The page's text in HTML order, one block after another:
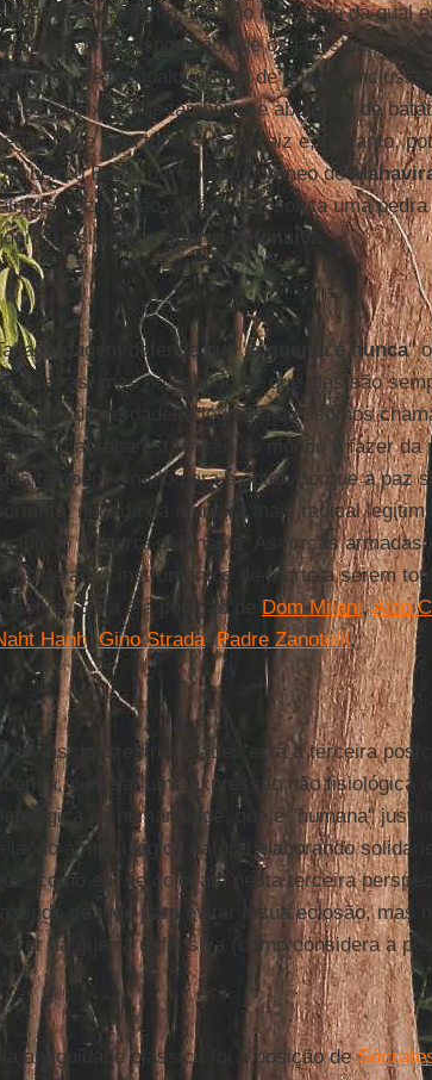
do jainismo, religião no centro da qual
ahimsa
), uma disposição que os jainistas
se de qualquer tipo de guerra,
e peixe, mas também se abstendo de
que seja tubérculo ou raiz e, portanto,
o Buda, um contemporâneo de
fez da não-violência absoluta uma
incluindo a guerra defensiva .
abordagem defende que "a guerra é nunca"
guerras, mas no sentido de que elas são
da verdadeira lógica a que somos
quem abraça esta visão do mundo é fazer
mas também o meio para a obter, porque a paz
portanto, negada da maneira mais radical
a guerra defensiva. As forças
instrumentos de morte a serem
possível. Esta é a posição de Dom Milani,Aldo
Hanh,Gino Strada,Padre Zanotelli.
as duas extremidades está a terceira
ou seja, uma expressão não fisiológica
patológica da humanidade, que é "humana"
relação à mera lógica natural elaborando
que, como eu, se colocam nesta terceira
de tudo para evitar a sua eclosão, mas
dever da guerra defensiva (como considera a
antiguidade clássica foi a posição de